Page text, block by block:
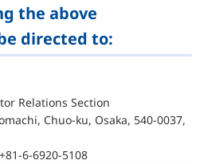
the above
directed to:
Relations Section
Chuo-ku, Osaka, 540-0037,
6-6920-5108